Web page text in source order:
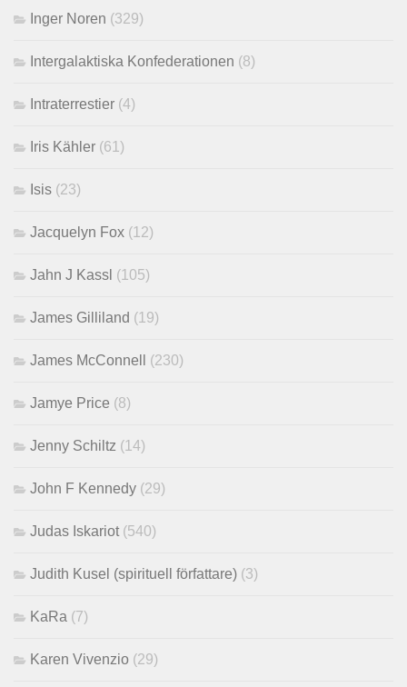
Inger Noren (329)
Intergalaktiska Konfederationen (8)
Intraterrestier (4)
Iris Kähler (61)
Isis (23)
Jacquelyn Fox (12)
Jahn J Kassl (105)
James Gilliland (19)
James McConnell (230)
Jamye Price (8)
Jenny Schiltz (14)
John F Kennedy (29)
Judas Iskariot (540)
Judith Kusel (spirituell författare) (3)
KaRa (7)
Karen Vivenzio (29)